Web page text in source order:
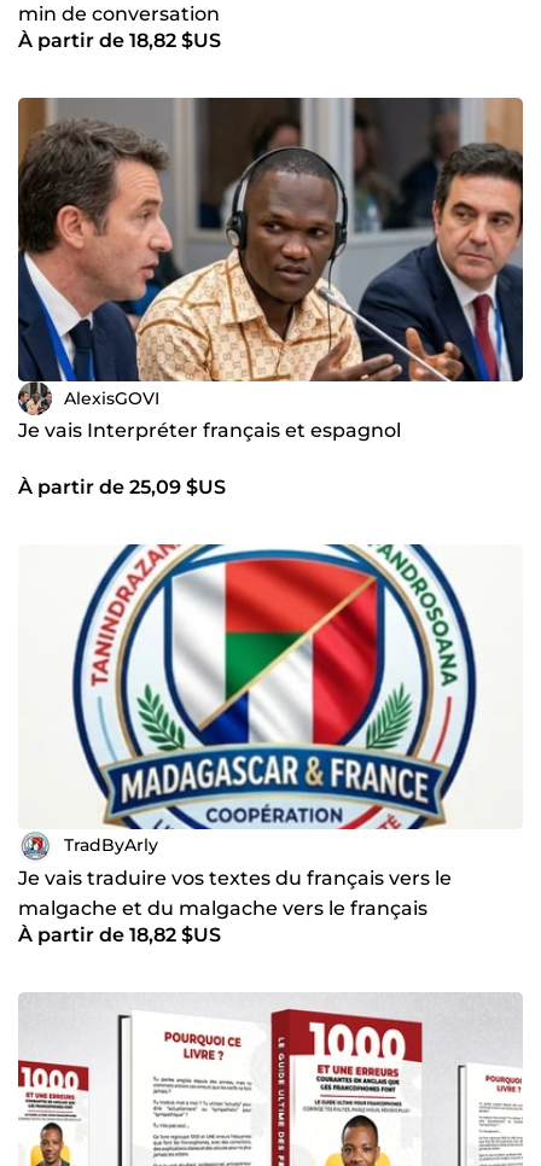
min de conversation
À partir de 18,82 $US
AlexisGOVI
Je vais Interpréter français et espagnol
À partir de 25,09 $US
TradByArly
Je vais traduire vos textes du français vers le
malgache et du malgache vers le français
À partir de 18,82 $US